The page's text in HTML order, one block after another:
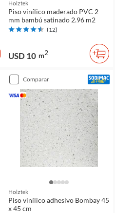
Holztek
Piso vinílico maderado PVC 2
mm bambú satinado 2.96 m2
(12)
USD 10 m2
comparar
Holztek
Piso vinílico adhesivo Bombay 45
x 45 cm